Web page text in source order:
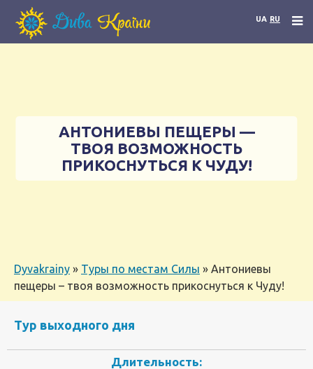
UA RU
АНТОНИЕВЫ ПЕЩЕРЫ —
ТВОЯ ВОЗМОЖНОСТЬ
ПРИКОСНУТЬСЯ К ЧУДУ!
Dyvakrainy » Туры по местам Силы » Антониевы
пещеры – твоя возможность прикоснуться к Чуду!
Тур выходного дня
Длительность: